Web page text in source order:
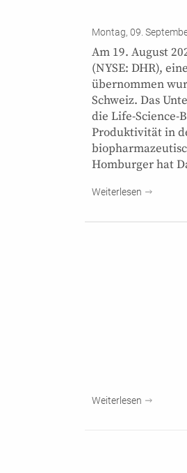
Montag, 09.
Am 19. August
(NYSE: DHR),
übernommen
Schweiz. Das
die Life-Science-
Produktivität in
Homburger hat
Weiterlesen
Weiterlesen